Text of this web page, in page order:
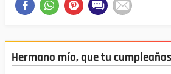
Hermano mío, que tu